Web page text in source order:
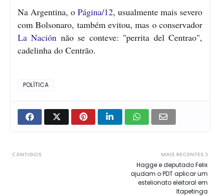
Na Argentina, o Página/12, usualmente mais severo
com Bolsonaro, também evitou, mas o conservador
La Nación não se conteve: "perrita del Centrao",
cadelinha do Centrão.
POLÍTICA
MAIS RECENTES
Hagge e deputado Felix
ajudam o PDT aplicar um
estelionato eleitoral em
Itapetinga
ANTIGOS